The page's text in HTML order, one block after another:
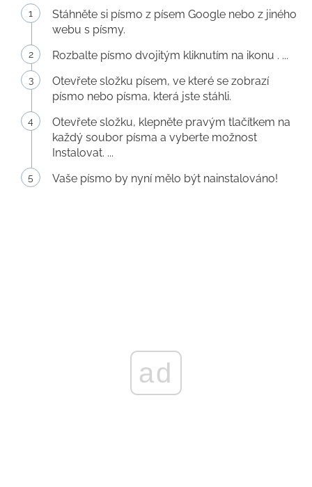
Stáhněte si písmo z písem Google nebo z jiného
webu s písmy.
Rozbalte písmo dvojitým kliknutím na ikonu . ...
Otevřete složku písem, ve které se zobrazí
písmo nebo písma, která jste stáhli.
Otevřete složku, klepněte pravým tlačítkem na
každý soubor písma a vyberte možnost
Instalovat. ...
Vaše písmo by nyní mělo být nainstalováno!
ad